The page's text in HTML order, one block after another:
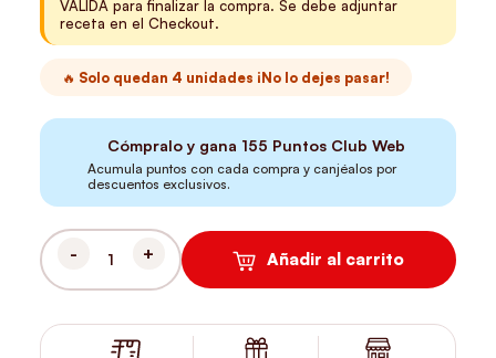
VÁLIDA para finalizar la compra. Se debe adjuntar
receta en el Checkout.
🔥 Solo quedan 4 unidades ¡No lo dejes pasar!
Cómpralo y gana 155 Puntos Club Web
Acumula puntos con cada compra y canjéalos por
descuentos exclusivos.
RONAXAN 100 MG X 10 COMPRIMIDOS CANTIDAD
Añadir al carrito